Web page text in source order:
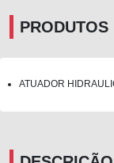
ATUADOR